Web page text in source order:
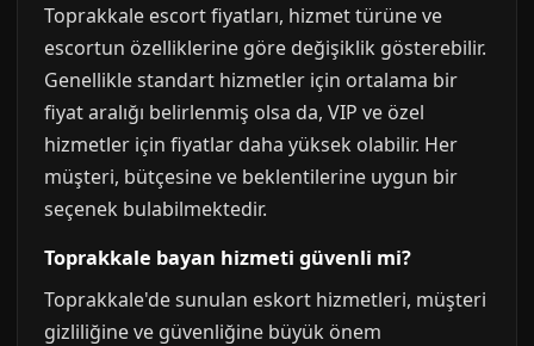
Toprakkale escort fiyatları, hizmet türüne ve
escortun özelliklerine göre değişiklik gösterebilir.
Genellikle standart hizmetler için ortalama bir
fiyat aralığı belirlenmiş olsa da, VIP ve özel
hizmetler için fiyatlar daha yüksek olabilir. Her
müşteri, bütçesine ve beklentilerine uygun bir
seçenek bulabilmektedir.
Toprakkale bayan hizmeti güvenli mi?
Toprakkale'de sunulan eskort hizmetleri, müşteri
gizliliğine ve güvenliğine büyük önem